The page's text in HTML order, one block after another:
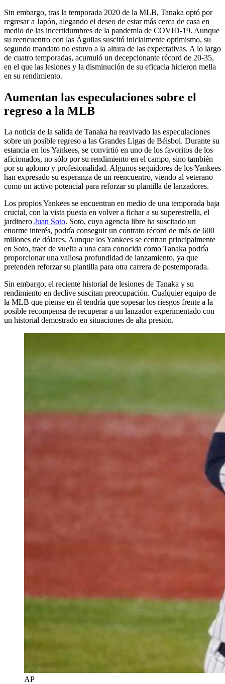
Sin embargo, tras la temporada 2020 de la MLB, Tanaka optó por
regresar a Japón, alegando el deseo de estar más cerca de casa en
medio de las incertidumbres de la pandemia de COVID-19. Aunque
su reencuentro con las Águilas suscitó inicialmente optimismo, su
segundo mandato no estuvo a la altura de las expectativas. A lo largo
de cuatro temporadas, acumuló un decepcionante récord de 20-35,
en el que las lesiones y la disminución de su eficacia hicieron mella
en su rendimiento.
Aumentan las especulaciones sobre el
regreso a la MLB
La noticia de la salida de Tanaka ha reavivado las especulaciones
sobre un posible regreso a las Grandes Ligas de Béisbol. Durante su
estancia en los Yankees, se convirtió en uno de los favoritos de los
aficionados, no sólo por su rendimiento en el campo, sino también
por su aplomo y profesionalidad. Algunos seguidores de los Yankees
han expresado su esperanza de un reencuentro, viendo al veterano
como un activo potencial para reforzar su plantilla de lanzadores.
Los propios Yankees se encuentran en medio de una temporada baja
crucial, con la vista puesta en volver a fichar a su superestrella, el
jardinero Juan Soto. Soto, cuya agencia libre ha suscitado un
enorme interés, podría conseguir un contrato récord de más de 600
millones de dólares. Aunque los Yankees se centran principalmente
en Soto, traer de vuelta a una cara conocida como Tanaka podría
proporcionar una valiosa profundidad de lanzamiento, ya que
pretenden reforzar su plantilla para otra carrera de postemporada.
Sin embargo, el reciente historial de lesiones de Tanaka y su
rendimiento en declive suscitan preocupación. Cualquier equipo de
la MLB que piense en él tendría que sopesar los riesgos frente a la
posible recompensa de recuperar a un lanzador experimentado con
un historial demostrado en situaciones de alta presión.
AP